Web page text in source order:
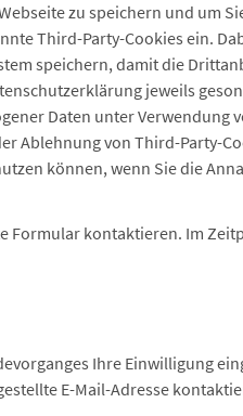
zu speichern und um
Third-Party-Cookies ein.
speichern, damit die
jeweils
Daten unter Verwendung
Ablehnung von Third-Party-
können, wenn Sie die
Formular kontaktieren. Im
Ihre Einwilligung
E-Mail-Adresse